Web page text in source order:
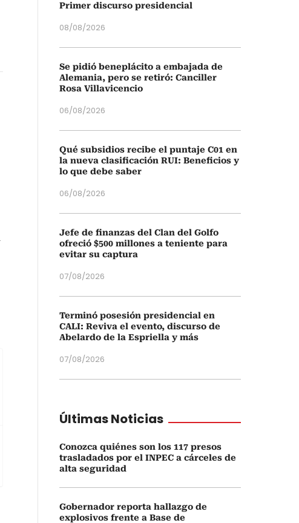
Primer discurso presidencial
08/08/2026
Se pidió beneplácito a embajada de
Alemania, pero se retiró: Canciller
Rosa Villavicencio
06/08/2026
Qué subsidios recibe el puntaje C01 en
la nueva clasificación RUI: Beneficios y
lo que debe saber
06/08/2026
Jefe de finanzas del Clan del Golfo
ofreció $500 millones a teniente para
evitar su captura
07/08/2026
Terminó posesión presidencial en
CALI: Reviva el evento, discurso de
Abelardo de la Espriella y más
07/08/2026
Últimas Noticias
Conozca quiénes son los 117 presos
trasladados por el INPEC a cárceles de
alta seguridad
Gobernador reporta hallazgo de
explosivos frente a Base de